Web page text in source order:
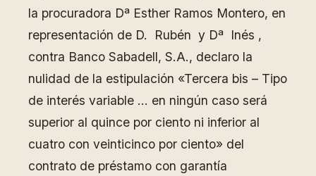
la procuradora Dª Esther Ramos Montero, en
representación de D. Rubén y Dª Inés ,
contra Banco Sabadell, S.A., declaro la
nulidad de la estipulación «Tercera bis – Tipo
de interés variable … en ningún caso será
superior al quince por ciento ni inferior al
cuatro con veinticinco por ciento» del
contrato de préstamo con garantía